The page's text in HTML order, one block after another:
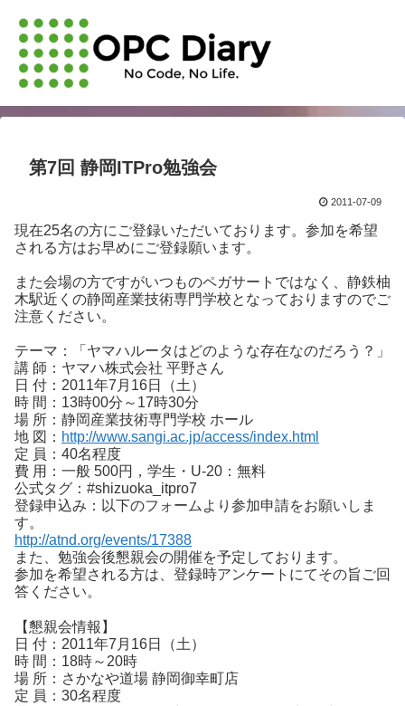
第7回 静岡ITPro勉強会
2011-07-09
現在25名の方にご登録いただいております。参加を希望
される方はお早めにご登録願います。
また会場の方ですがいつものペガサートではなく、静鉄柚
木駅近くの静岡産業技術専門学校となっておりますのでご
注意ください。
テーマ：「ヤマハルータはどのような存在なのだろう？」
講 師：ヤマハ株式会社 平野さん
日 付：2011年7月16日（土）
時 間：13時00分～17時30分
場 所：静岡産業技術専門学校 ホール
地 図： http://www.sangi.ac.jp/access/index.html
定 員：40名程度
費 用：一般 500円，学生・U-20：無料
公式タグ：#shizuoka_itpro7
登録申込み：以下のフォームより参加申請をお願いしま
す。
http://atnd.org/events/17388
また、勉強会後懇親会の開催を予定しております。
参加を希望される方は、登録時アンケートにてその旨ご回
答ください。
【懇親会情報】
日 付：2011年7月16日（土）
時 間：18時～20時
場 所：さかなや道場 静岡御幸町店
定 員：30名程度